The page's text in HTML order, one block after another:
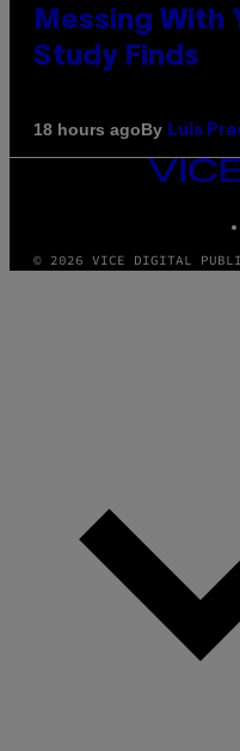
Messing With
Study Finds
18 hours agoBy Luis
VICE
MEDIA
© 2026 VICE DIGITAL